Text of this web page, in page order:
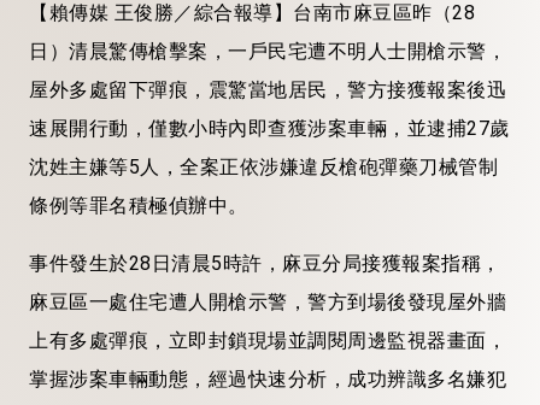
【賴傳媒 王俊勝／綜合報導】台南市麻豆區昨（28
日）清晨驚傳槍擊案，一戶民宅遭不明人士開槍示警，
屋外多處留下彈痕，震驚當地居民，警方接獲報案後迅
速展開行動，僅數小時內即查獲涉案車輛，並逮捕27歲
沈姓主嫌等5人，全案正依涉嫌違反槍砲彈藥刀械管制
條例等罪名積極偵辦中。
事件發生於28日清晨5時許，麻豆分局接獲報案指稱，
麻豆區一處住宅遭人開槍示警，警方到場後發現屋外牆
上有多處彈痕，立即封鎖現場並調閱周邊監視器畫面，
掌握涉案車輛動態，經過快速分析，成功辨識多名嫌犯